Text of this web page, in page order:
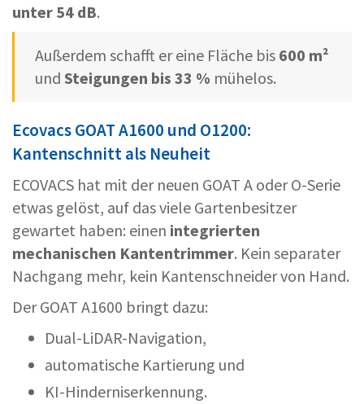
unter 54 dB.
Außerdem schafft er eine Fläche bis 600 m²
und Steigungen bis 33 % mühelos.
Ecovacs GOAT A1600 und O1200:
Kantenschnitt als Neuheit
ECOVACS hat mit der neuen GOAT A oder O-Serie
etwas gelöst, auf das viele Gartenbesitzer
gewartet haben: einen integrierten
mechanischen Kantentrimmer. Kein separater
Nachgang mehr, kein Kantenschneider von Hand.
Der GOAT A1600 bringt dazu:
Dual-LiDAR-Navigation,
automatische Kartierung und
KI-Hinderniserkennung.